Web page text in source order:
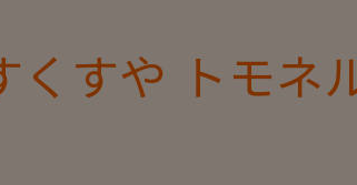
くすや トモネ